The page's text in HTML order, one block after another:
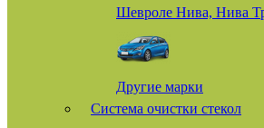
Шевроле Нива, Нива
Другие марки
Система очистки стекол